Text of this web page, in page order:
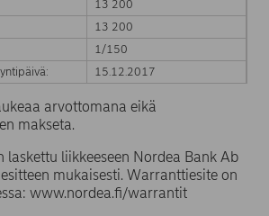
13 200
13 200
1/150
15.12.2017
arvottomana eikä
makseta.
liikkeeseen Nordea Bank Ab
mukaisesti. Warranttiesite on
www.nordea.fi/warrantit